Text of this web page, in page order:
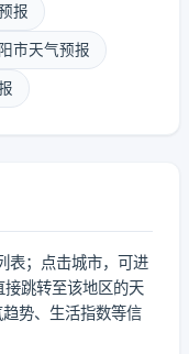
报
市天气预报
表；点击城市，可进
跳转至该地区的天
势、生活指数等信